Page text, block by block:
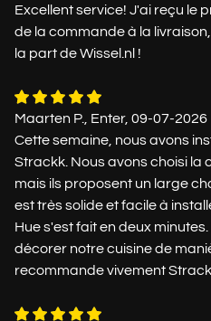
Excellent service! J'ai reçu le
de la commande à la
la part de Wissel.nl !
Maarten P., Enter, 09-07-2026
Cette semaine, nous avons
Strackk. Nous avons choisi la
mais ils proposent un large
est très solide et facile à
Hue s'est fait en deux
décorer notre cuisine de
recommande vivement